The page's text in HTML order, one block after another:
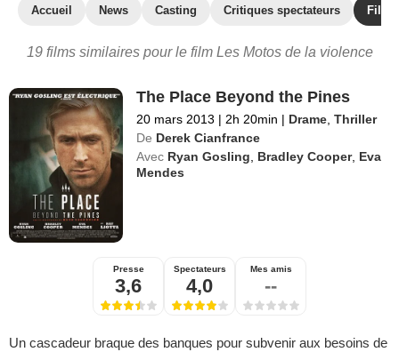
Accueil News Casting Critiques spectateurs
19 films similaires pour le film Les Motos de la violence
The Place Beyond the Pines
20 mars 2013 | 2h 20min | Drame ,Thriller
De Derek Cianfrance
Avec Ryan Gosling Bradley Cooper, Eva
Mendes
Presse
3,6
Spectateurs
4,0
Mes amis
--
Un cascadeur braque des banques pour subvenir aux besoins de